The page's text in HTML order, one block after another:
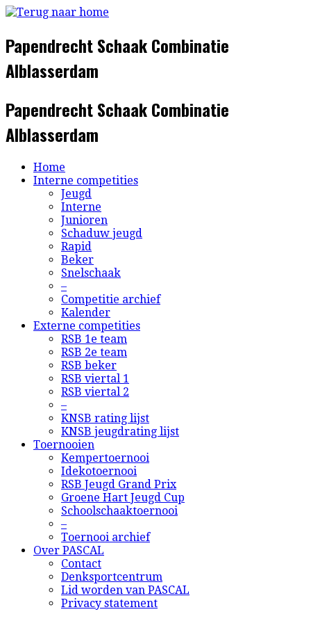
Ga
inhoud
Papendrecht Schaak Combinatie
Alblasserdam
Papendrecht Schaak Combinatie
Alblasserdam
Home
Interne competities
Jeugd
Interne
Junioren
Schaduw jeugd
Rapid
Beker
Snelschaak
–
Competitie archief
Kalender
Externe competities
RSB 1e team
RSB 2e team
RSB beker
RSB viertal 1
RSB viertal 2
–
KNSB rating lijst
KNSB jeugdrating lijst
Toernooien
Kempertoernooi
Idekotoernooi
RSB Jeugd Grand Prix
Groene Hart Jeugd Cup
Schoolschaaktoernooi
–
Toernooi archief
Over PASCAL
Contact
Denksportcentrum
Lid worden van PASCAL
Privacy statement